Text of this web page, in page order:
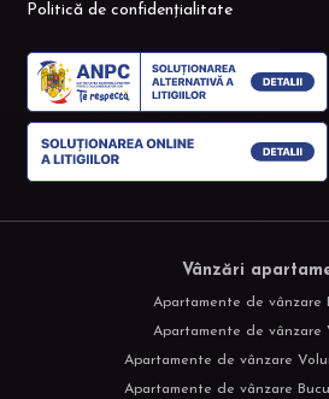
Politică de confidențialitate
Vânzări
Apartamente de vânzare
Apartamente de vânzare
Apartamente de vânzare
Apartamente de vânzare